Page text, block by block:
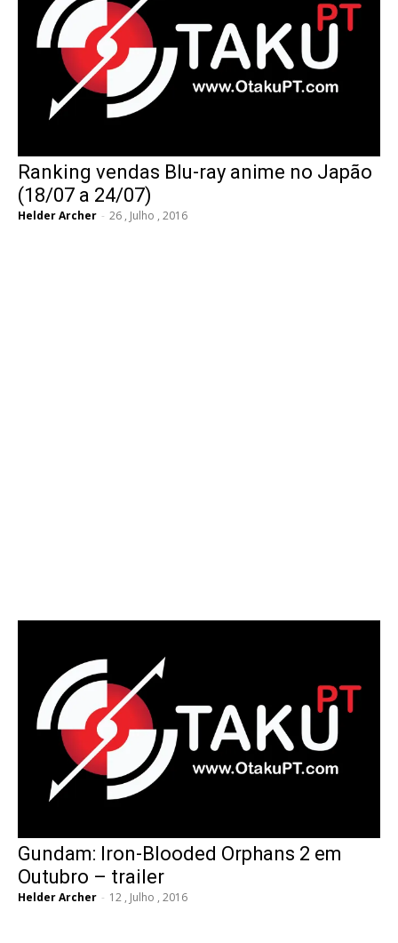
Ranking vendas Blu-ray anime no Japão
(18/07 a 24/07)
Helder Archer - 26 , Julho , 2016
Gundam: Iron-Blooded Orphans 2 em
Outubro – trailer
Helder Archer - 12 , Julho , 2016